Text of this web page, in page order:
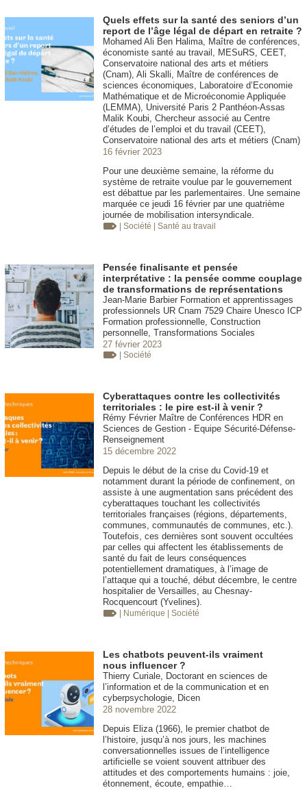
Quels effets sur la santé des seniors d’un
report de l’âge légal de départ en retraite ?
Mohamed Ali Ben Halima, Maître de conférences,
économiste santé au travail, MESuRS, CEET,
Conservatoire national des arts et métiers
(Cnam), Ali Skalli, Maître de conférences de
sciences économiques, Laboratoire d’Economie
Mathématique et de Microéconomie Appliquée
(LEMMA), Université Paris 2 Panthéon-Assas
Malik Koubi, Chercheur associé au Centre
d’études de l’emploi et du travail (CEET),
Conservatoire national des arts et métiers (Cnam)
16 février 2023
Pour une deuxième semaine, la réforme du
système de retraite voulue par le gouvernement
est débattue par les parlementaires. Une semaine
marquée ce jeudi 16 février par une quatrième
journée de mobilisation intersyndicale.
| Société | Santé au travail
Pensée finalisante et pensée
interprétative : la pensée comme couplage
de transformations de représentations
Jean-Marie Barbier Formation et apprentissages
professionnels UR Cnam 7529 Chaire Unesco ICP
Formation professionnelle, Construction
personnelle, Transformations Sociales
27 février 2023
| Société
Cyberattaques contre les collectivités
territoriales : le pire est-il à venir ?
Rémy Février Maître de Conférences HDR en
Sciences de Gestion - Equipe Sécurité-Défense-
Renseignement
15 décembre 2022
Depuis le début de la crise du Covid-19 et
notamment durant la période de confinement, on
assiste à une augmentation sans précédent des
cyberattaques touchant les collectivités
territoriales françaises (régions, départements,
communes, communautés de communes, etc.).
Toutefois, ces dernières sont souvent occultées
par celles qui affectent les établissements de
santé du fait de leurs conséquences
potentiellement dramatiques, à l’image de
l’attaque qui a touché, début décembre, le centre
hospitalier de Versailles, au Chesnay-
Rocquencourt (Yvelines).
| Numérique | Société
Les chatbots peuvent-ils vraiment
nous influencer ?
Thierry Curiale, Doctorant en sciences de
l’information et de la communication et en
cyberpsychologie, Dicen
28 novembre 2022
Depuis Eliza (1966), le premier chatbot de
l’histoire, jusqu’à nos jours, les machines
conversationnelles issues de l’intelligence
artificielle se voient souvent attribuer des
attitudes et des comportements humains : joie,
étonnement, écoute, empathie…